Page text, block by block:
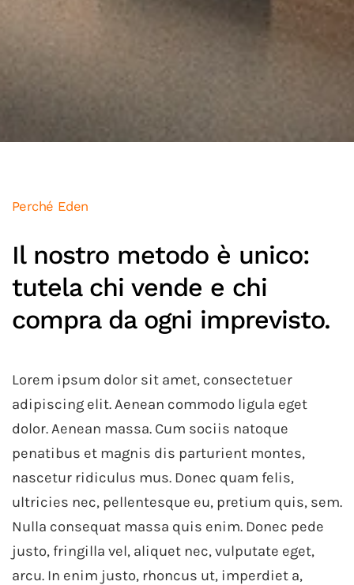
Perché Eden
Il nostro metodo è unico:
tutela chi vende e chi
comprada ogni imprevisto.
Lorem ipsum dolor sit amet, consectetuer
adipiscing elit. Aenean commodo ligula eget
dolor. Aenean massa. Cum sociis natoque
penatibus et magnis dis parturient montes,
nascetur ridiculus mus. Donec quam felis,
ultricies nec, pellentesque eu, pretium quis, sem.
Nulla consequat massa quis enim. Donec pede
justo, fringilla vel, aliquet nec, vulputate eget,
arcu. In enim justo, rhoncus ut, imperdiet a,